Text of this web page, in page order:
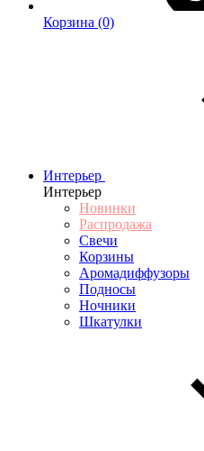
Корзина (0)
Интерьер
Интерьер
Новинки
Распродажа
Свечи
Корзины
Аромадиффузоры
Подносы
Ночники
Шкатулки